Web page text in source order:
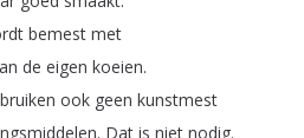
bemest met
de eigen koeien.
ook geen kunstmest
. Dat is niet nodig.